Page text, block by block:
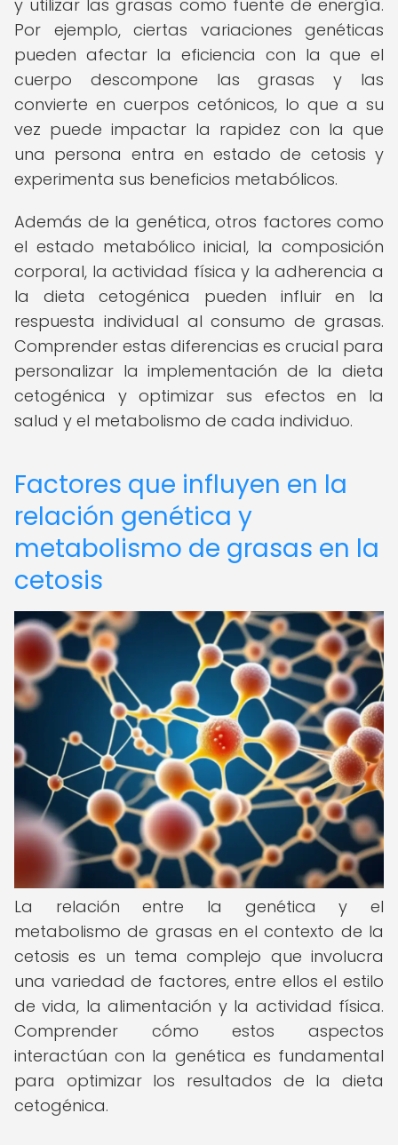
y utilizar las grasas como fuente de energía.
Por ejemplo, ciertas variaciones genéticas
pueden afectar la eficiencia con la que el
cuerpo descompone las grasas y las
convierte en cuerpos cetónicos, lo que a su
vez puede impactar la rapidez con la que
una persona entra en estado de cetosis y
experimenta sus beneficios metabólicos.
Además de la genética, otros factores como
el estado metabólico inicial, la composición
corporal, la actividad física y la adherencia a
la dieta cetogénica pueden influir en la
respuesta individual al consumo de grasas.
Comprender estas diferencias es crucial para
personalizar la implementación de la dieta
cetogénica y optimizar sus efectos en la
salud y el metabolismo de cada individuo.
Factores que influyen en la
relación genética y
metabolismo de grasas en la
cetosis
La relación entre la genética y el
metabolismo de grasas en el contexto de la
cetosis es un tema complejo que involucra
una variedad de factores, entre ellos el estilo
de vida, la alimentación y la actividad física.
Comprender cómo estos aspectos
interactúan con la genética es fundamental
para optimizar los resultados de la dieta
cetogénica.